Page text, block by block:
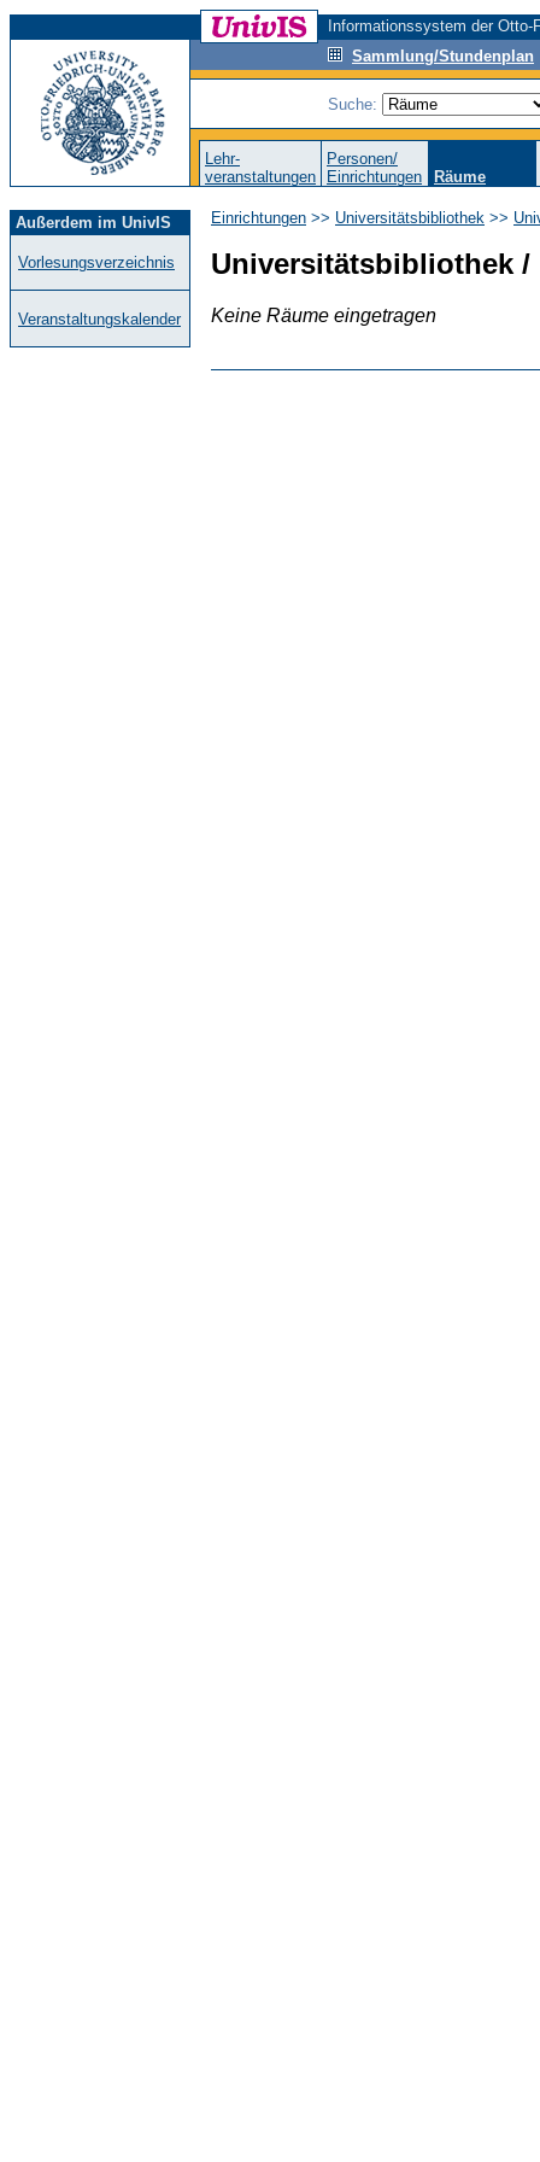
Informationssystem der
Sammlung/Stundenplan
Suche:
Lehr-
veranstaltungen
Personen/
Einrichtungen
Räume
Außerdem im UnivIS
Vorlesungsverzeichnis
Veranstaltungskalender
Einrichtungen >> Universitätsbibliothek >>
Universitätsbibliothek /
Keine Räume eingetragen